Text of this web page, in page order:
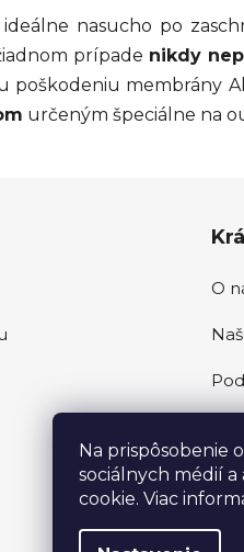
Na prispôsobenie
sociálnych médií
cookie. Viac
nasucho po
prípade nikdy
poškodeniu membrány
určeným špeciálne na
O